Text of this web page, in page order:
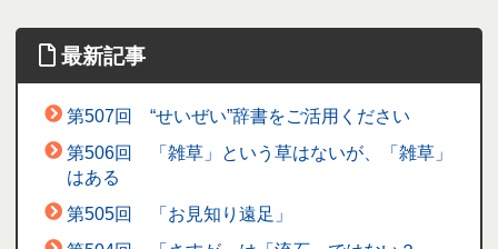
最新記事
第507回 “せいぜい”辞書をご活用ください
第506回 「雑草」という草はないが、「雑草」
はある
第505回 「お見知り遠足」